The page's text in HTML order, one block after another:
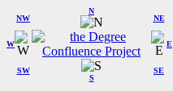
W
NW
N
NE
SW
S
SE
E